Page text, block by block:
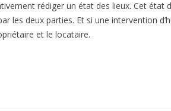
n
l
o
rédiger un état des lieux. Cet état
les deux parties. Et si une intervention
et le locataire.